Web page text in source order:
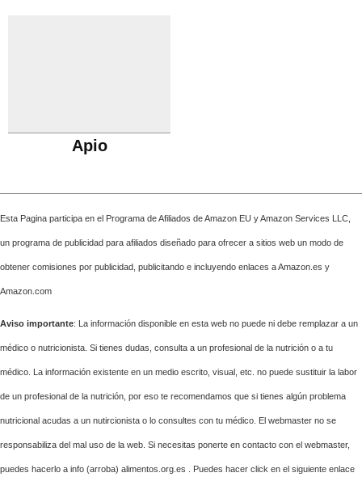
Apio
Esta Pagina participa en el Programa de Afiliados de Amazon EU y Amazon Services LLC,
un programa de publicidad para afiliados diseñado para ofrecer a sitios web un modo de
obtener comisiones por publicidad, publicitando e incluyendo enlaces a Amazon.es y
Amazon.com
Aviso importante: La información disponible en esta web no puede ni debe remplazar a un
médico o nutricionista. Si tienes dudas, consulta a un profesional de la nutrición o a tu
médico. La información existente en un medio escrito, visual, etc. no puede sustituir la labor
de un profesional de la nutrición, por eso te recomendamos que si tienes algún problema
nutricional acudas a un nutircionista o lo consultes con tu médico. El webmaster no se
responsabiliza del mal uso de la web. Si necesitas ponerte en contacto con el webmaster,
puedes hacerlo a info (arroba) alimentos.org.es . Puedes hacer click en el siguiente enlace